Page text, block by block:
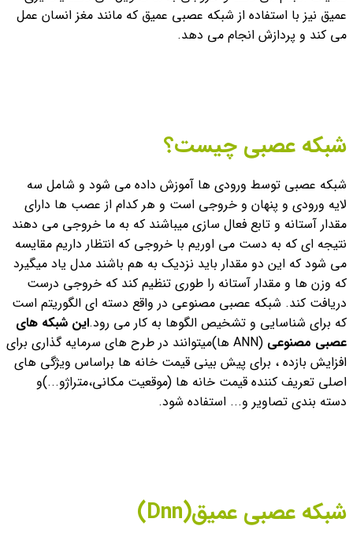
عمیق نیز با استفاده از شبکه عصبی عمیق که مانند مغز انسان عمل
می کند و پردازش انجام می دهد.
شبکه عصبی چیست؟
شبکه عصبی توسط ورودی ها آموزش داده می شود و شامل سه
لایه ورودی و پنهان و خروجی است و هر کدام از عصب ها دارای
مقدار آستانه و تابع فعال سازی میباشند که به ما خروجی می دهند
نتیجه ای که به دست می اوریم با خروجی که انتظار داریم مقایسه
می شود که این دو مقدار باید نزدیک به هم باشند مدل یاد میگیرد
که وزن ها و مقدار آستانه را طوری تنظیم کند که خروجی درست
دریافت کند. شبکه عصبی مصنوعی در واقع دسته ای الگوریتم است
که برای شناسایی و تشخیص الگوها به کار می رود.این شبکه های
عصبی مصنوعی
(ANN ها)میتوانند در طرح های سرمایه گذاری برای
افزایش بازده ، برای پیش بینی قیمت خانه ها براساس ویژگی های
اصلی تعریف کننده قیمت خانه ها (موقعیت مکانی،متراژو...)و
دسته بندی تصاویر و... استفاده شود.
شبکه عصبی عمیق(Dnn)